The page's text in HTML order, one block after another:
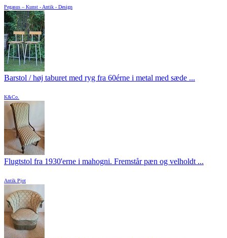
Pegasus – Kunst - Antik - Design
Barstol / høj taburet med ryg fra 60érne i metal med sæde ...
K&Co.
Flugtstol fra 1930'erne i mahogni. Fremstår pæn og velholdt ...
Antik Pjot